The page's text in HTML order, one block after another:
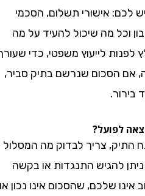
אישורי תשלום, הסכמי
מה שיכול להעיד על מה
לייעוץ משפטי, כדי שעורך
הסכום שנרשם בתיק סביר,
צריך לבדוק מה המסלול
להגיש התנגדות או בקשה
שהסכום אינו נכון או